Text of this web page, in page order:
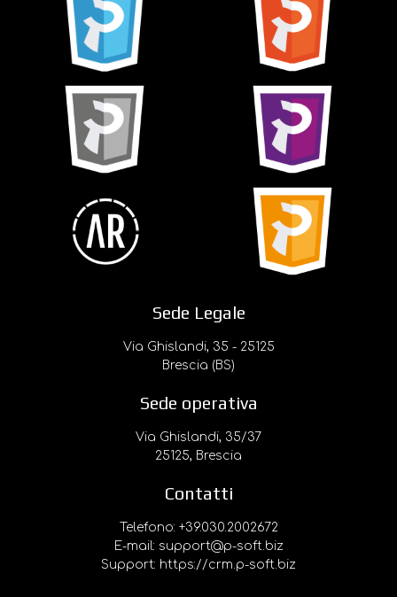
Sede Legale
Via Ghislandi, 35 - 25125
Brescia (BS)
Sede operativa
Via Ghislandi, 35/37
25125, Brescia
Contatti
Telefono: +39.030.2002672
E-mail: support@p-soft.biz
Support: https://crm.p-soft.biz